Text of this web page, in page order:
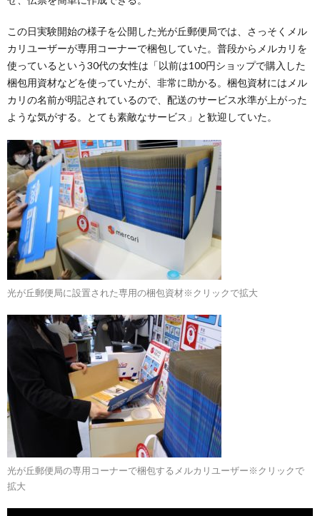
この日実験開始の様子を公開した光が丘郵便局では、さっそくメル
カリユーザーが専用コーナーで梱包していた。普段からメルカリを
使っているという30代の女性は「以前は100円ショップで購入した
梱包用資材などを使っていたが、非常に助かる。梱包資材にはメル
カリの名前が明記されているので、配送のサービス水準が上がった
ような気がする。とても素敵なサービス」と歓迎していた。
光が丘郵便局に設置された専用の梱包資材※クリックで拡大
光が丘郵便局の専用コーナーで梱包するメルカリユーザー※クリックで
拡大